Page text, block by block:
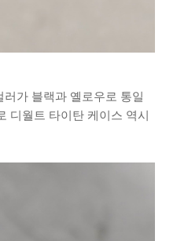
가 블랙과 옐로우로 통일
디월트 타이탄 케이스 역시